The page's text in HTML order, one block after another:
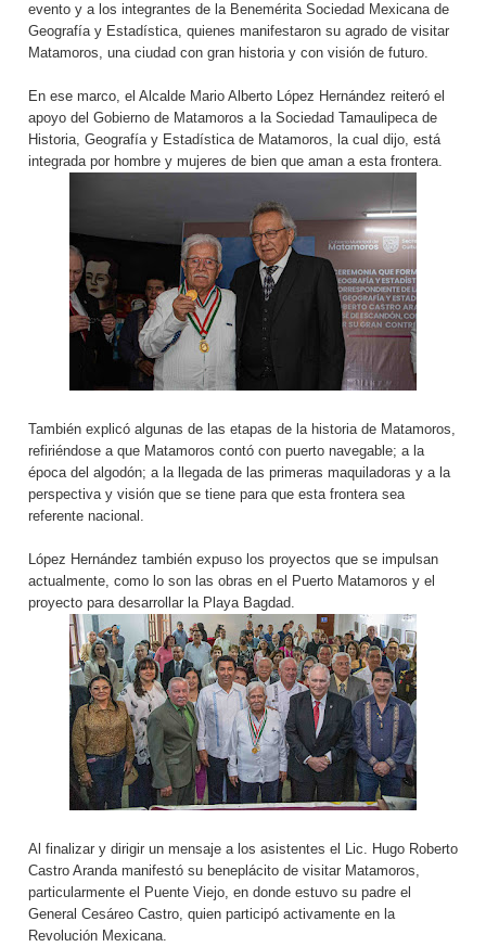
evento y a los integrantes de la Benemérita Sociedad Mexicana de
Geografía y Estadística, quienes manifestaron su agrado de visitar
Matamoros, una ciudad con gran historia y con visión de futuro.
En ese marco, el Alcalde Mario Alberto López Hernández reiteró el
apoyo del Gobierno de Matamoros a la Sociedad Tamaulipeca de
Historia, Geografía y Estadística de Matamoros, la cual dijo, está
integrada por hombre y mujeres de bien que aman a esta frontera.
También explicó algunas de las etapas de la historia de Matamoros,
refiriéndose a que Matamoros contó con puerto navegable; a la
época del algodón; a la llegada de las primeras maquiladoras y a la
perspectiva y visión que se tiene para que esta frontera sea
referente nacional.
López Hernández también expuso los proyectos que se impulsan
actualmente, como lo son las obras en el Puerto Matamoros y el
proyecto para desarrollar la Playa Bagdad.
Al finalizar y dirigir un mensaje a los asistentes el Lic. Hugo Roberto
Castro Aranda manifestó su beneplácito de visitar Matamoros,
particularmente el Puente Viejo, en donde estuvo su padre el
General Cesáreo Castro, quien participó activamente en la
Revolución Mexicana.